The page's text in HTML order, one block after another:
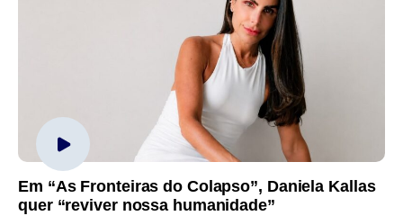
Em “As Fronteiras do Colapso”, Daniela Kallas
quer “reviver nossa humanidade”